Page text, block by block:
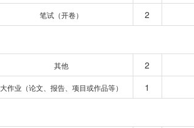
笔试（开卷） 2
其他 2
大作业（论文、报告、项目或作品等） 1